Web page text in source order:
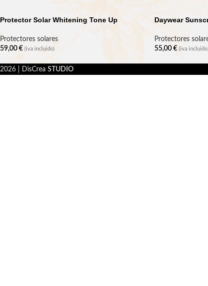
Protector Solar Whitening Tone Up
Protectores solares
59,00 € (iva incluido)
Daywear
Protectores
55,00 € (iva
2026 | DisCrea STUDIO